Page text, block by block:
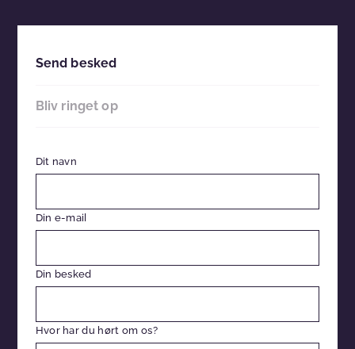
Send besked
Bliv ringet op
Dit navn
Din e-mail
Din besked
Hvor har du hørt om os?